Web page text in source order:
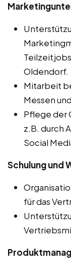
Oldendorf.
Mitarbeit
Messen
Pflege der
z.B. durch
Social
Schulung und
für das